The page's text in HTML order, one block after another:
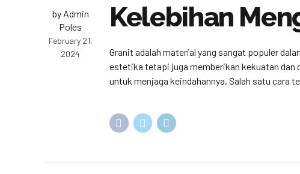
by Admin
Poles
February 21,
2024
Kelebihan
Granit adalah material yang sangat populer
estetika tetapi juga memberikan kekuatan dan
untuk menjaga keindahannya. Salah satu cara